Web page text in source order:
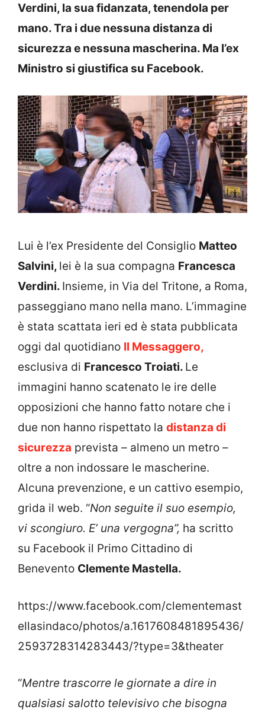
Verdini, la sua fidanzata, tenendola per
mano. Tra i due nessuna distanza di
sicurezza e nessuna mascherina. Ma l’ex
Ministro si giustifica su Facebook.
Lui è l’ex Presidente del Consiglio Matteo
Salvini, lei è la sua compagna Francesca
Verdini. Insieme, in Via del Tritone, a Roma,
passeggiano mano nella mano. L’immagine
è stata scattata ieri ed è stata pubblicata
oggi dal quotidiano Il Messaggero,
esclusiva di Francesco Troiati. Le
immagini hanno scatenato le ire delle
opposizioni che hanno fatto notare che i
due non hanno rispettato la distanza di
sicurezza prevista – almeno un metro –
oltre a non indossare le mascherine.
Alcuna prevenzione, e un cattivo esempio,
grida il web. “Non seguite il suo esempio,
vi scongiuro. E’ una vergogna”, ha scritto
su Facebook il Primo Cittadino di
Benevento Clemente Mastella.
https://www.facebook.com/clementemast
ellasindaco/photos/a.1617608481895436/
2593728314283443/?type=3&theater
“Mentre trascorre le giornate a dire in
qualsiasi salotto televisivo che bisogna